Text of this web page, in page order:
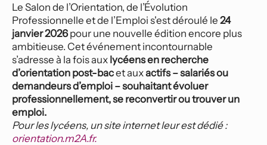
Le Salon de l’Orientation, de l’Évolution
Professionnelle et de l’Emploi s'est déroulé le 24
janvier 2026 pour une nouvelle édition encore plus
ambitieuse. Cet événement incontournable
s’adresse à la fois aux lycéens en recherche
d’orientation post-bac et aux actifs – salariés ou
demandeurs d’emploi – souhaitant évoluer
professionnellement, se reconvertir ou trouver un
emploi.
Pour les lycéens, un site internet leur est dédié :
orientation.m2A.fr.